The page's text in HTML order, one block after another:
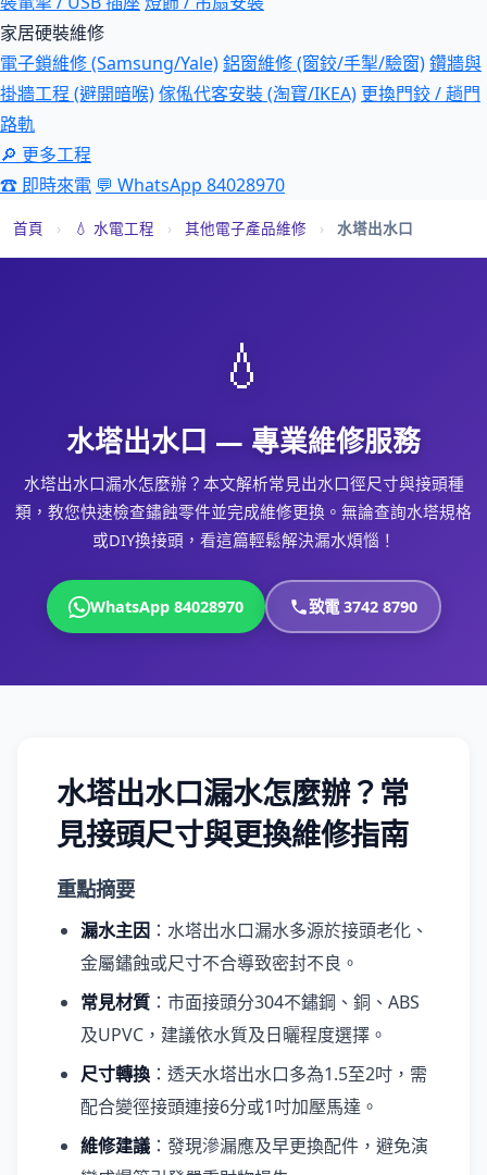
家居硬裝維修
電子鎖維修 (Samsung/Yale)鋁窗維修 (窗鉸/手掣/驗窗)鑽牆與
掛牆工程 (避開暗喉)傢俬代客安裝 (淘寶/IKEA) 更換門鉸 / 趟門
路軌
🔎 更多工程
☎ 即時來電 💬 WhatsApp 84028970
首頁 › 💧 水電工程 › 其他電子產品維修 › 水塔出水口
💧
水塔出水口 — 專業維修服務
水塔出水口漏水怎麼辦？本文解析常見出水口徑尺寸與接頭種
類，教您快速檢查鏽蝕零件並完成維修更換。無論查詢水塔規格
或DIY換接頭，看這篇輕鬆解決漏水煩惱！
WhatsApp 84028970 致電 3742 8790
水塔出水口漏水怎麼辦？常
見接頭尺寸與更換維修指南
重點摘要
漏水主因 ：水塔出水口漏水多源於接頭老化、
金屬鏽蝕或尺寸不合導致密封不良。
常見材質 ：市面接頭分304不鏽鋼、銅、ABS
及UPVC，建議依水質及日曬程度選擇。
尺寸轉換 ：透天水塔出水口多為1.5至2吋，需
配合變徑接頭連接6分或1吋加壓馬達。
維修建議 ：發現滲漏應及早更換配件，避免演